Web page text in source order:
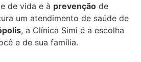
de vida e à prevenção de
um atendimento de saúde de
, a Clínica Simi é a escolha
e de sua família.